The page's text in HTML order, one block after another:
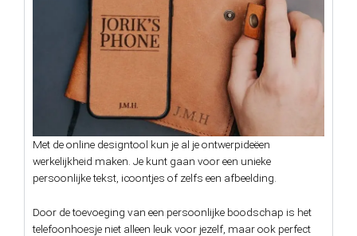
Met de online designtool kun je al je ontwerpideëen
werkelijkheid maken. Je kunt gaan voor een unieke
persoonlijke tekst, icoontjes of zelfs een afbeelding.
Door de toevoeging van een persoonlijke boodschap is het
telefoonhoesje niet alleen leuk voor jezelf, maar ook perfect